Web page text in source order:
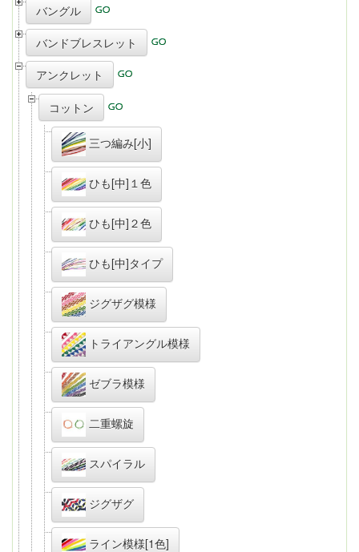
バングル
バンドブレスレット
アンクレット
コットン
三つ編み[小]
ひも[中]１色
ひも[中]２色
ひも[中]タイプ
ジグザグ模様
トライアングル模様
ゼブラ模様
二重螺旋
スパイラル
ジグザグ
ライン模様[1色]